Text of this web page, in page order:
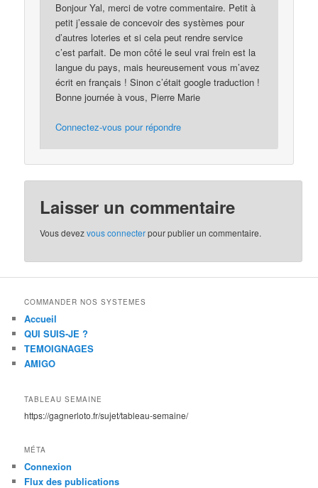
Bonjour Yal, merci de votre commentaire. Petit à
petit j’essaie de concevoir des systèmes pour
d’autres loteries et si cela peut rendre service
c’est parfait. De mon côté le seul vrai frein est la
langue du pays, mais heureusement vous m’avez
écrit en français ! Sinon c’était google traduction !
Bonne journée à vous, Pierre Marie
Connectez-vous pour répondre
Laisser un commentaire
Vous devezvous connecterpour publier un commentaire.
COMMANDER NOS SYSTEMES
Accueil
QUI SUIS-JE ?
TEMOIGNAGES
AMIGO
TABLEAU SEMAINE
https://gagnerloto.fr/sujet/tableau-semaine/
MÉTA
Connexion
Flux des publications